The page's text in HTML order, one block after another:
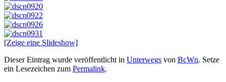
[Zeige eine Slideshow]
Dieser Eintrag wurde veröffentlicht in Unterwegs von BcWn. Setze
ein Lesezeichen zum Permalink.